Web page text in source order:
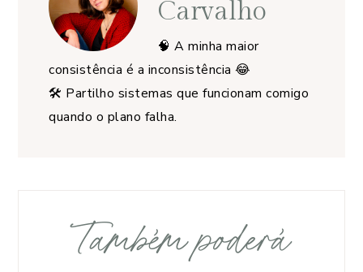
Carvalho
🧠 A minha maior
consistência é a inconsistência 😂
🛠️ Partilho sistemas que funcionam comigo
quando o plano falha.
Também poderá